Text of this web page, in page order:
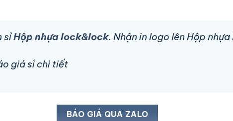
sỉHộp nhựa lock&lock. Nhận in logo lên Hộp
giá sỉ chi tiết
BÁO GIÁ QUA ZALO